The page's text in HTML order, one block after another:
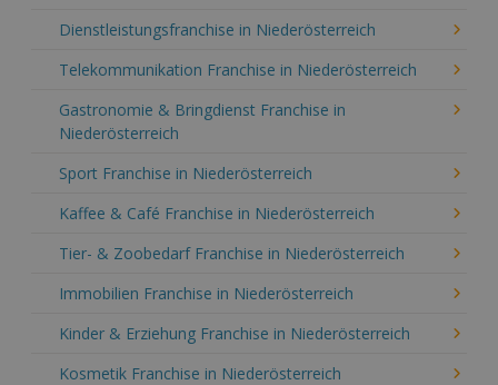
Dienstleistungsfranchise in Niederösterreich
Telekommunikation Franchise in Niederösterreich
Gastronomie & Bringdienst Franchise in
Niederösterreich
Sport Franchise in Niederösterreich
Kaffee & Café Franchise in Niederösterreich
Tier- & Zoobedarf Franchise in Niederösterreich
Immobilien Franchise in Niederösterreich
Kinder & Erziehung Franchise in Niederösterreich
Kosmetik Franchise in Niederösterreich